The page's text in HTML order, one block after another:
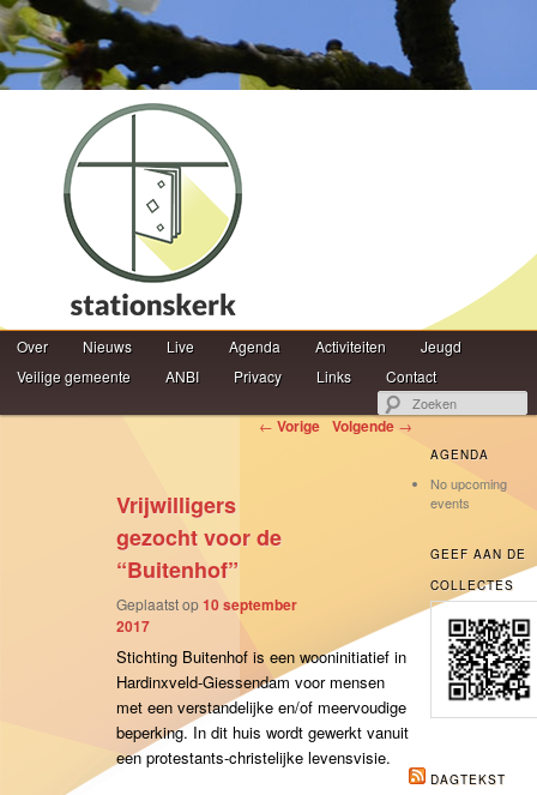
Hoofdmenu
Spring naar de primaire inhoud
Spring naar de secundaire inhoud
Over Nieuws Live Agenda Activiteiten
Jeugd
Veilige gemeente
ANBI Privacy Links Contact
Berichtnavigatie ← Vorige Volgende →
Vrijwilligers
gezocht voor de
“Buitenhof”
Geplaatst op10 september
2017
Stichting Buitenhof is een wooninitiatief in
Hardinxveld-Giessendam voor mensen
met een verstandelijke en/of meervoudige
beperking. In dit huis wordt gewerkt vanuit
een protestants-christelijke levensvisie.
AGENDA
No upcoming
events
GEEF AAN DE
COLLECTES
DAGTEKST